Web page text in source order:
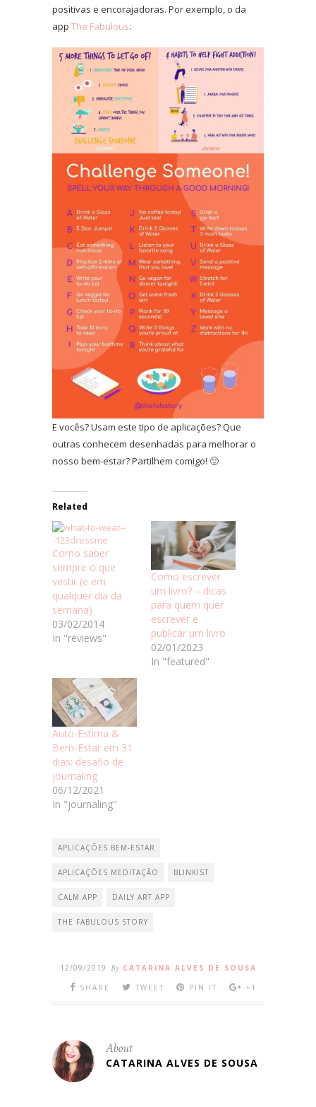
positivas e encorajadoras. Por exemplo, o da
app The Fabulous:
E vocês? Usam este tipo de aplicações? Que
outras conhecem desenhadas para melhorar o
nosso bem-estar? Partilhem comigo! 🙂
Related
Como saber
sempre o que
vestir (e em
qualquer dia da
semana)
03/02/2014
In "reviews"
Como escrever
um livro? – dicas
para quem quer
escrever e
publicar um livro
02/01/2023
In "featured"
Auto-Estima &
Bem-Estar em 31
dias: desafio de
journaling
06/12/2021
In "journaling"
APLICAÇÕES BEM-ESTAR
APLICAÇÕES MEDITAÇÃO BLINKIST
CALM APP DAILY ART APP
THE FABULOUS STORY
12/09/2019 By CATARINA ALVES DE SOUSA
SHARE
TWEET PIN IT +1
About
CATARINA ALVES DE SOUSA